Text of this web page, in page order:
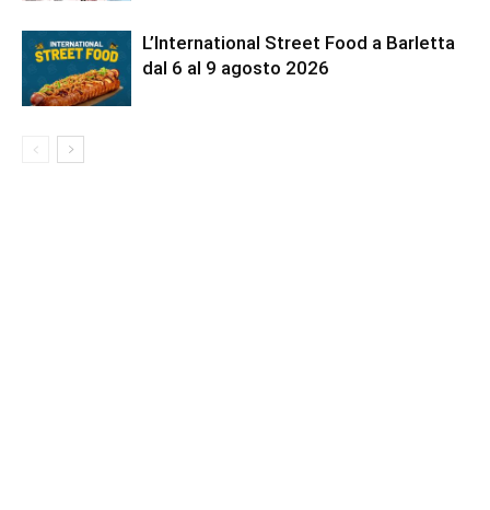
L’International Street Food a Barletta
dal 6 al 9 agosto 2026